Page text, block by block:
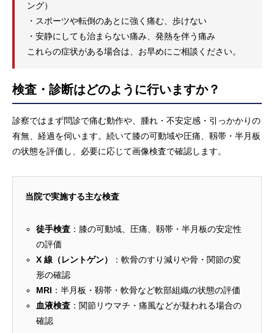
ング）
・スポーツや転倒のあとに強く痛む、歩けない
・安静にしても治まらない痛み、発熱を伴う痛み
これらの症状がある場合は、お早めにご相談ください。
検査・診断はどのように行いますか？
診察ではまず問診で痛む動作や、腫れ・不安定感・引っかかりの
有無、経過を伺います。続いて膝の可動域や圧痛、靱帯・半月板
の状態を評価し、必要に応じて画像検査で確認します。
当院で実施する主な検査
徒手検査 ：膝の可動域、圧痛、靱帯・半月板の安定性
の評価
X 線（レントゲン）
：軟骨のすり減りや骨・関節の変
形の確認
MRI ：半月板・靱帯・軟骨など軟部組織の状態の評価
血液検査 ：関節リウマチ・痛風などが疑われる場合の
確認